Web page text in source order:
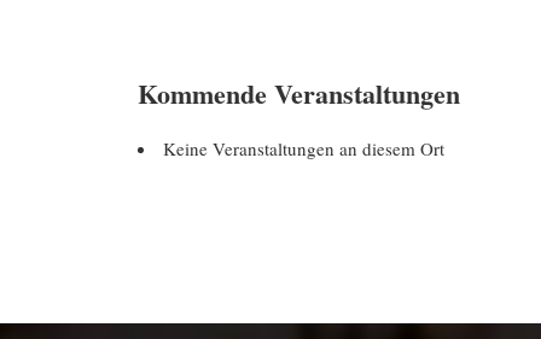
Kommende Veranstaltungen
Keine Veranstaltungen an diesem Ort